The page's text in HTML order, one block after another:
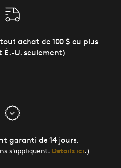
achat de 100 $ ou plus
É.-U. seulement)
garanti de 14 jours.
s’appliquent. Détails ici.)